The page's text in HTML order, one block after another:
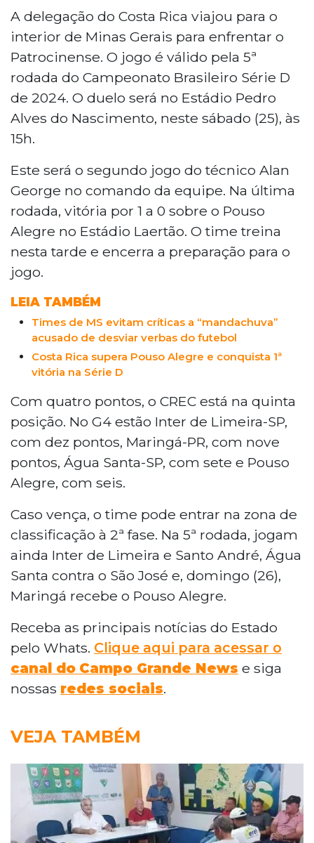
A delegação do Costa Rica viajou para o
interior de Minas Gerais para enfrentar o
Patrocinense. O jogo é válido pela 5ª
rodada do Campeonato Brasileiro Série D
de 2024. O duelo será no Estádio Pedro
Alves do Nascimento, neste sábado (25), às
15h.
Este será o segundo jogo do técnico Alan
George no comando da equipe. Na última
rodada, vitória por 1 a 0 sobre o Pouso
Alegre no Estádio Laertão. O time treina
nesta tarde e encerra a preparação para o
jogo.
LEIA TAMBÉM
Times de MS evitam críticas a “mandachuva”
acusado de desviar verbas do futebol
Costa Rica supera Pouso Alegre e conquista 1ª
vitória na Série D
Com quatro pontos, o CREC está na quinta
posição. No G4 estão Inter de Limeira-SP,
com dez pontos, Maringá-PR, com nove
pontos, Água Santa-SP, com sete e Pouso
Alegre, com seis.
Caso vença, o time pode entrar na zona de
classificação à 2ª fase. Na 5ª rodada, jogam
ainda Inter de Limeira e Santo André, Água
Santa contra o São José e, domingo (26),
Maringá recebe o Pouso Alegre.
Receba as principais notícias do Estado
pelo Whats. Clique aqui para acessar o
canal do Campo Grande News e siga
nossas redes sociais.
VEJA TAMBÉM